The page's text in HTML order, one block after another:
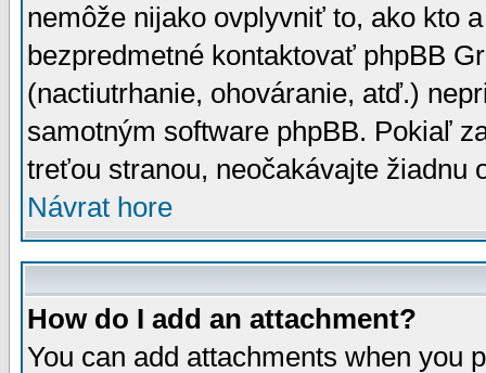
nemôže nijako ovplyvniť to, ako kto
bezpredmetné kontaktovať phpBB
(nactiutrhanie, ohováranie, atď.)
samotným software phpBB. Pokiaľ
treťou stranou, neočakávajte žiadnu
Návrat hore
How do I add an attachment?
You can add attachments when you